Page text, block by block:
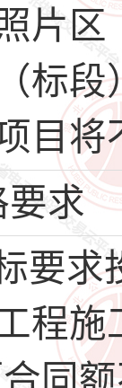
片
标
目
要求
要
程